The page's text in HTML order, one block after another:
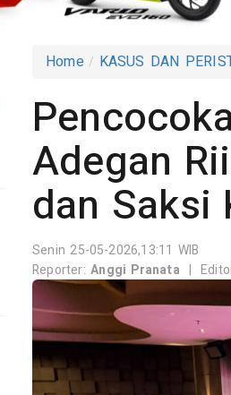
Home KASUS DAN
Adegan
dan Saksi
Senin 25-05-2026,13:11 WIB
Reporter:Anggi Pranata |